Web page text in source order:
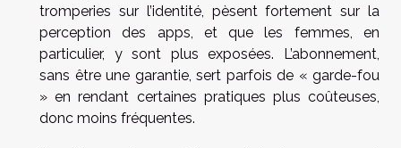
tromperies sur l’identité, pèsent fortement sur la
perception des apps, et que les femmes, en
particulier, y sont plus exposées. L’abonnement,
sans être une garantie, sert parfois de « garde-fou
» en rendant certaines pratiques plus coûteuses,
donc moins fréquentes.